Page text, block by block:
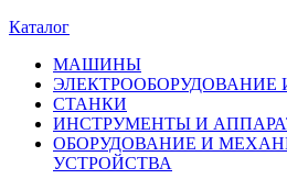
Каталог
МАШИНЫ
ЭЛЕКТРООБОРУДОВАНИЕ
СТАНКИ
ИНСТРУМЕНТЫ И
ОБОРУДОВАНИЕ И
УСТРОЙСТВА